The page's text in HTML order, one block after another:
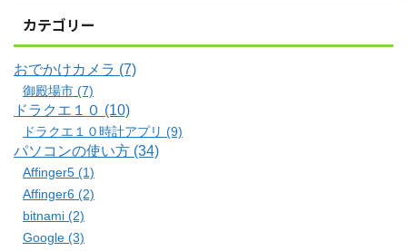
カテゴリー
おでかけカメラ (7)
御殿場市 (7)
ドラクエ１０ (10)
ドラクエ１０時計アプリ (9)
パソコンの使い方 (34)
Affinger5 (1)
Affinger6 (2)
bitnami (2)
Google (3)